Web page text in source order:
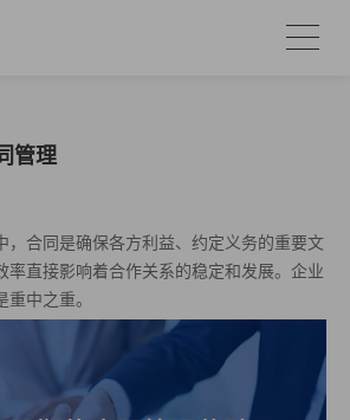
管理
，合同是确保各方利益、约定义务的重要文
率直接影响着合作关系的稳定和发展。企业
中之重。